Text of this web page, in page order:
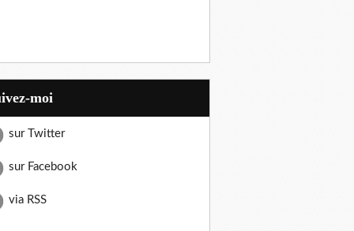
moi
sur Twitter
sur Facebook
via RSS